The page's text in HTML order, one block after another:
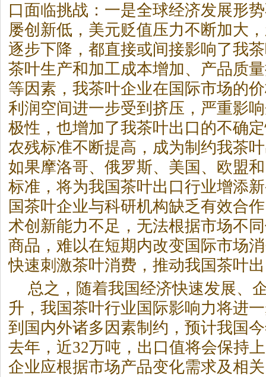
口面临挑战：一是全球经济发展形
屡创新低，美元贬值压力不断加大
逐步下降，都直接或间接影响了我
茶叶生产和加工成本增加、产品质
等因素，我茶叶企业在国际市场的
利润空间进一步受到挤压，严重影
极性，也增加了我茶叶出口的不确
农残标准不断提高，成为制约我茶
如果摩洛哥、俄罗斯、美国、欧盟
标准，将为我国茶叶出口行业增添
国茶叶企业与科研机构缺乏有效合
术创新能力不足，无法根据市场不
商品，难以在短期内改变国际市场
快速刺激茶叶消费，推动我国茶叶
总之，随着我国经济快速发展、
升，我国茶叶行业国际影响力将进
到国内外诸多因素制约，预计我国
去年，近32万吨，出口值将会保持
企业应根据市场产品变化需求及相